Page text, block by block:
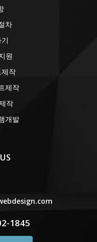
차
원
작
제작
작
개발
1845